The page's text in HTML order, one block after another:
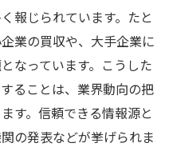
報じられています。たと
業の買収や、大手企業に
なっています。こうした
ることは、業界動向の把
す。信頼できる情報源と
の発表などが挙げられま